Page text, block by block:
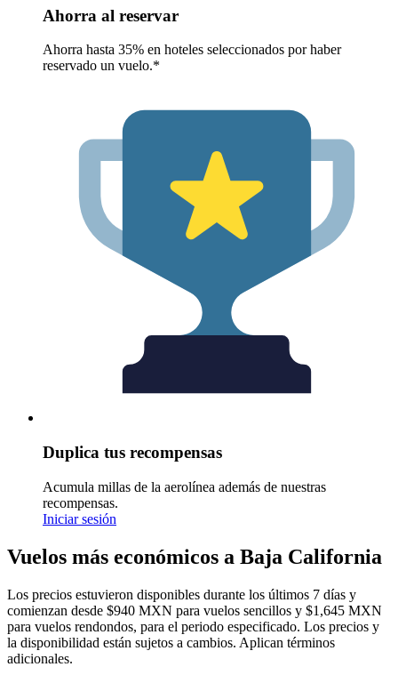
Ahorra al reservar
Ahorra hasta 35% en hoteles seleccionados por haber
reservado un vuelo.*
Duplica tus recompensas
Acumula millas de la aerolínea además de nuestras
recompensas.
Iniciar sesión
Vuelos más económicos a Baja California
Los precios estuvieron disponibles durante los últimos 7 días y
comienzan desde $940 MXN para vuelos sencillos y $1,645 MXN
para vuelos rendondos, para el periodo especificado. Los precios y
la disponibilidad están sujetos a cambios. Aplican términos
adicionales.